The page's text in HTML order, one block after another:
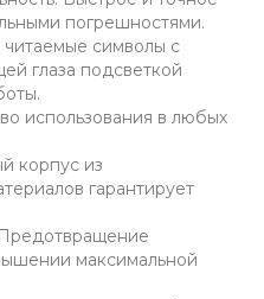
погрешностями.
символы с
глаза подсветкой
использования в любых
корпус из
гарантирует
максимальной